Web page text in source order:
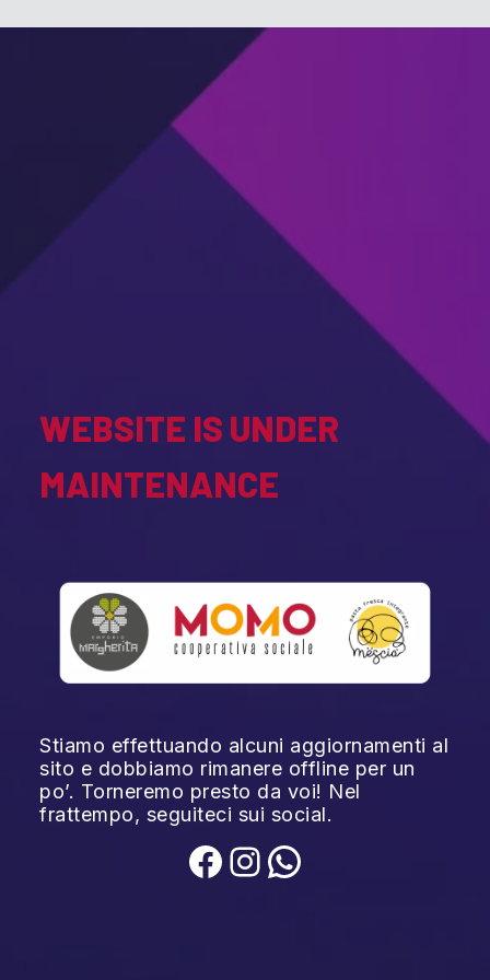
WEBSITE IS UNDER
MAINTENANCE
Stiamo effettuando alcuni aggiornamenti al
sito e dobbiamo rimanere offline per un
po’. Torneremo presto da voi! Nel
frattempo, seguiteci sui social.
Facebook
Instagram
WhatsApp